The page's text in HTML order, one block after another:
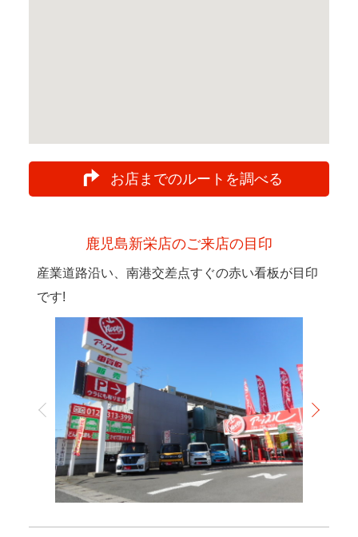
お店までのルートを調べる
鹿児島新栄店のご来店の目印
産業道路沿い、南港交差点すぐの赤い看板が目印
です!